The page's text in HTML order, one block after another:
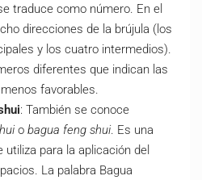
traduce como número. En el
direcciones de la brújula (los
y los cuatro intermedios).
diferentes que indican las
favorables.
: También se conoce
o bagua feng shui. Es una
utiliza para la aplicación del
La palabra Bagua